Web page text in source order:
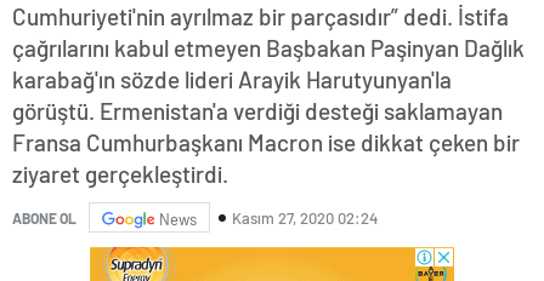
Cumhuriyeti'nin ayrılmaz bir parçasıdır” dedi. İstifa
çağrılarını kabul etmeyen Başbakan Paşinyan Dağlık
karabağ'ın sözde lideri Arayik Harutyunyan'la
görüştü. Ermenistan'a verdiği desteği saklamayan
Fransa Cumhurbaşkanı Macron ise dikkat çeken bir
ziyaret gerçekleştirdi.
ABONE OL News Kasım 27, 2020 02:24